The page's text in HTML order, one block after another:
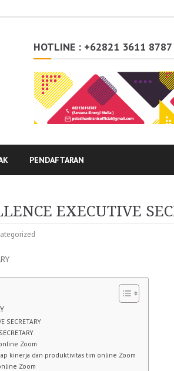
HOTLINE : +62821 3611 8787
PENDAFTARAN
EXECUTIVE
SECRETARY
Zoom
kinerja dan produktivitas tim online Zoom
Zoom